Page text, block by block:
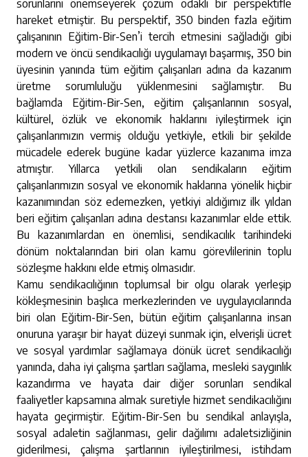
sorunlarını önemseyerek çözüm odaklı bir perspektifle
hareket etmiştir. Bu perspektif, 350 binden fazla eğitim
çalışanının Eğitim-Bir-Sen’i tercih etmesini sağladığı gibi
modern ve öncü sendikacılığı uygulamayı başarmış, 350 bin
üyesinin yanında tüm eğitim çalışanları adına da kazanım
üretme sorumluluğu yüklenmesini sağlamıştır. Bu
bağlamda Eğitim-Bir-Sen, eğitim çalışanlarının sosyal,
kültürel, özlük ve ekonomik haklarını iyileştirmek için
çalışanlarımızın vermiş olduğu yetkiyle, etkili bir şekilde
mücadele ederek bugüne kadar yüzlerce kazanıma imza
atmıştır. Yıllarca yetkili olan sendikaların eğitim
çalışanlarımızın sosyal ve ekonomik haklarına yönelik hiçbir
kazanımından söz edemezken, yetkiyi aldığımız ilk yıldan
beri eğitim çalışanları adına destansı kazanımlar elde ettik.
Bu kazanımlardan en önemlisi, sendikacılık tarihindeki
dönüm noktalarından biri olan kamu görevlilerinin toplu
sözleşme hakkını elde etmiş olmasıdır.
Kamu sendikacılığının toplumsal bir olgu olarak yerleşip
kökleşmesinin başlıca merkezlerinden ve uygulayıcılarında
biri olan Eğitim-Bir-Sen, bütün eğitim çalışanlarına insan
onuruna yaraşır bir hayat düzeyi sunmak için, elverişli ücret
ve sosyal yardımlar sağlamaya dönük ücret sendikacılığı
yanında, daha iyi çalışma şartları sağlama, mesleki saygınlık
kazandırma ve hayata dair diğer sorunları sendikal
faaliyetler kapsamına almak suretiyle hizmet sendikacılığını
hayata geçirmiştir. Eğitim-Bir-Sen bu sendikal anlayışla,
sosyal adaletin sağlanması, gelir dağılımı adaletsizliğinin
giderilmesi, çalışma şartlarının iyileştirilmesi, istihdam